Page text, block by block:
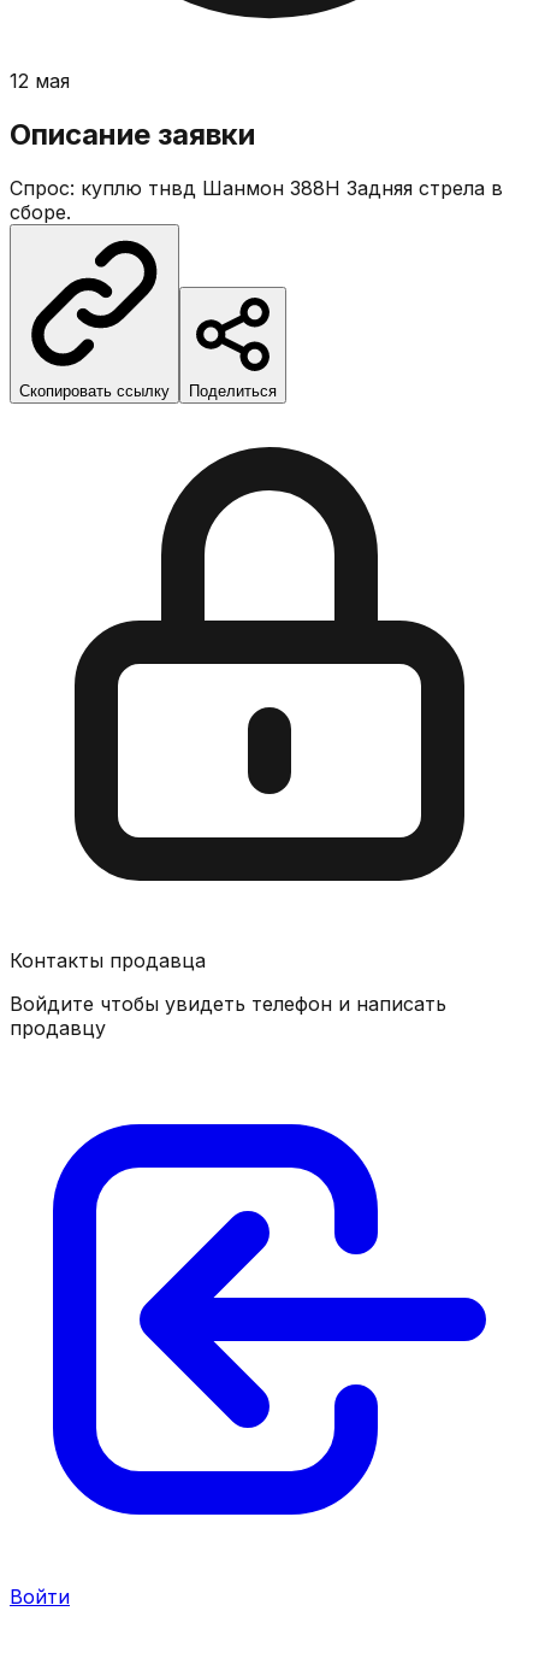
12 мая
Описание заявки
Спрос: куплю тнвд Шанмон 388H Задняя стрела в
сборе.
Скопировать ссылку Поделиться
Контакты продавца
Войдите чтобы увидеть телефон и написать
продавцу
Войти